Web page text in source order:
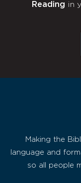
Newsletter
Reading in
Making the
language and
so all people